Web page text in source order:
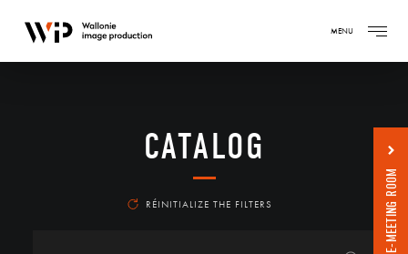
MENU
CATALOG
RÉINITIALIZE THE FILTERS E-MEETING ROOM